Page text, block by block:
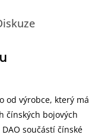
od výrobce, který má
čínských bojových
součástí čínské